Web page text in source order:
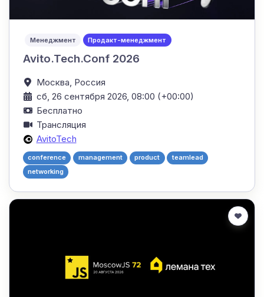
Менеджмент Продакт-менеджмент
Avito.Tech.Conf 2026
Москва, Россия
сб, 26 сентября 2026, 08:00 (+00:00)
Бесплатно
Трансляция
AvitoTech
conference management product
teamlead
networking